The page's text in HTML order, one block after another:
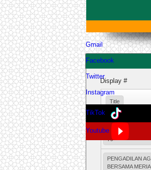
Gmail
Facebook
Twitter
Instagram
TikTok
Youtube
Display #
Title
PENGADILAN
79
PENGADILAN
BERSAMA